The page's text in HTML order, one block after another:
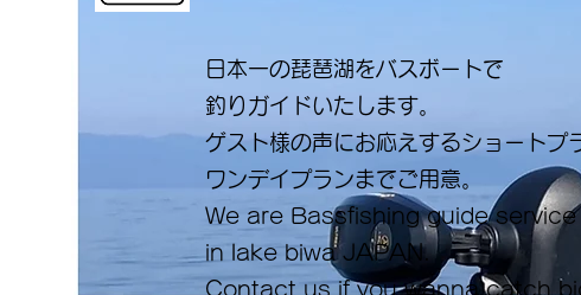
日本一の琵琶湖をバスボートで
釣りガイドいたします。
ゲスト様の声にお応えするショートプ
ワンデイプランまでご用意。
​We are Bassfishing guide service
in lake biwa ​JAPAN.
Contact us if you wanna catch